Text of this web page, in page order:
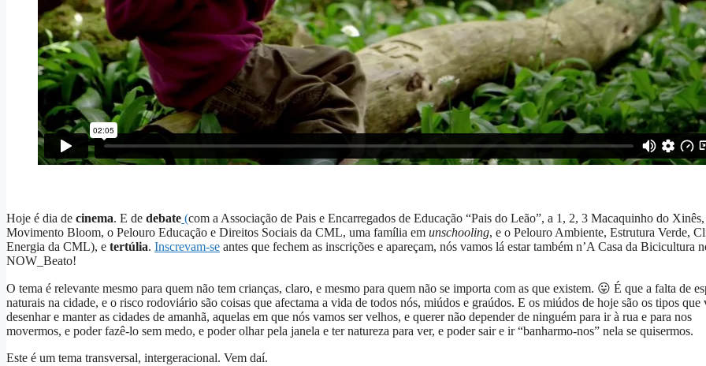
Hoje é dia de cinema. E de debate (com a Associação de Pais e Encarregados de Educação “Pais do Leão”, a 1, 2, 3 Macaquinho do
Movimento Bloom, o Pelouro Educação e Direitos Sociais da CML, uma família em unschooling, e o Pelouro Ambiente, Estrutura Verde,
Energia da CML), e tertúlia. Inscrevam-se antes que fechem as inscrições e apareçam, nós vamos lá estar também n’A Casa da Bicicultura
NOW_Beato!
O tema é relevante mesmo para quem não tem crianças, claro, e mesmo para quem não se importa com as que existem. 😛 É que a falta de
naturais na cidade, e o risco rodoviário são coisas que afectama a vida de todos nós, miúdos e graúdos. E os miúdos de hoje são os tipos que
desenhar e manter as cidades de amanhã, aquelas em que nós vamos ser velhos, e querer não depender de ninguém para ir à rua e para nos
movermos, e poder fazê-lo sem medo, e poder olhar pela janela e ter natureza para ver, e poder sair e ir “banharmo-nos” nela se quisermos.
Este é um tema transversal, intergeracional. Vem daí.